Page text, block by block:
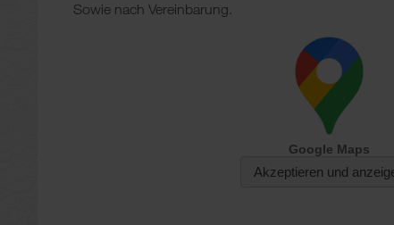
Sowie nach Vereinbarung.